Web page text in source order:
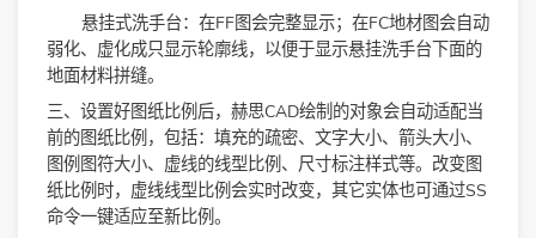
悬挂式洗手台：在FF图会完整显示；在FC地材图会自动
弱化、虚化成只显示轮廓线，以便于显示悬挂洗手台下面的
地面材料拼缝。
三、设置好图纸比例后，赫思CAD绘制的对象会自动适配当
前的图纸比例，包括：填充的疏密、文字大小、箭头大小、
图例图符大小、虚线的线型比例、尺寸标注样式等。改变图
纸比例时，虚线线型比例会实时改变，其它实体也可通过SS
命令一键适应至新比例。